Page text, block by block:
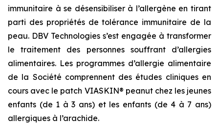
immunitaire à se désensibiliser à l’allergène en tirant
parti des propriétés de tolérance immunitaire de la
peau. DBV Technologies s’est engagée à transformer
le traitement des personnes souffrant d’allergies
alimentaires. Les programmes d’allergie alimentaire
de la Société comprennent des études cliniques en
cours avec le patch VIASKIN® peanut chez les jeunes
enfants (de 1 à 3 ans) et les enfants (de 4 à 7 ans)
allergiques à l’arachide.